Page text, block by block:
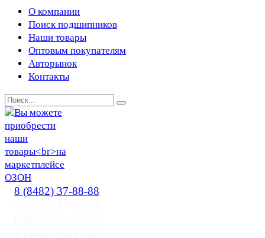
О компании
Поиск подшипников
Наши товары
Оптовым покупателям
Авторынок
Контакты
8 (8482) 37-88-88